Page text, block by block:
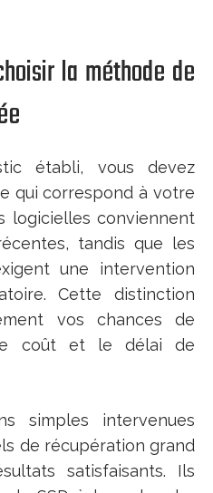
la méthode de
établi, vous devez
qui correspond à votre
logicielles conviennent
tandis que les
une intervention
Cette distinction
vos chances de
coût et le délai de
simples intervenues
de récupération grand
satisfaisants. Ils